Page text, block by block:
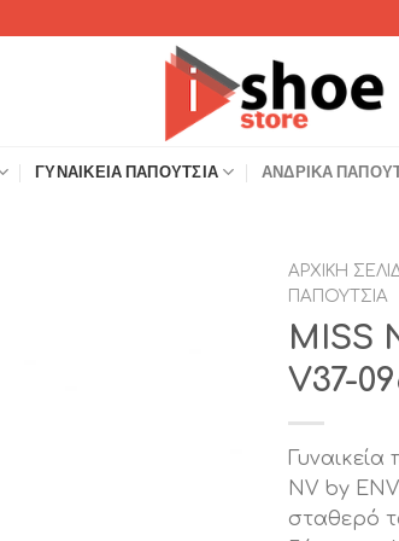
ΓΥΝΑΙΚΕΊΑ ΠΑΠΟΎΤΣΙΑ ΑΝΔΡΙΚΆ
ΑΡΧΙΚΉ
ΠΑΠΟΎΤΣΙΑ
MISS
V37-
NV by
σταθερό